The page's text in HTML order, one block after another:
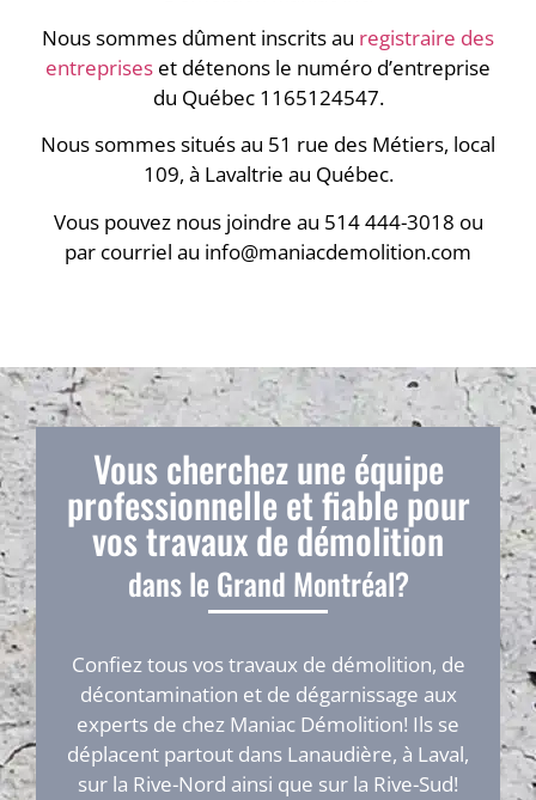
Nous sommes dûment inscrits au registraire des
entreprises et détenons le numéro d’entreprise
du Québec 1165124547.
Nous sommes situés au 51 rue des Métiers, local
109, à Lavaltrie au Québec.
Vous pouvez nous joindre au 514 444-3018 ou
par courriel au info@maniacdemolition.com
Vous cherchez une équipe
professionnelle et fiable pour
vos travauxde démolition
dans le Grand Montréal?
Confiez tous vos travaux de démolition, de
décontamination et de dégarnissage aux
experts de chez Maniac Démolition! Ils se
déplacent partout dans Lanaudière, à Laval,
sur la Rive-Nord ainsi que sur la Rive-Sud!